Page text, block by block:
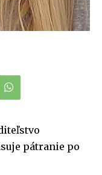
pátranie po